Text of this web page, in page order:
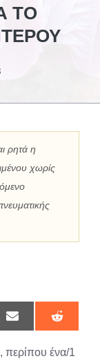
ΤΟ
ρητά η
χωρίς
Share
on
Share
on
ένα/1